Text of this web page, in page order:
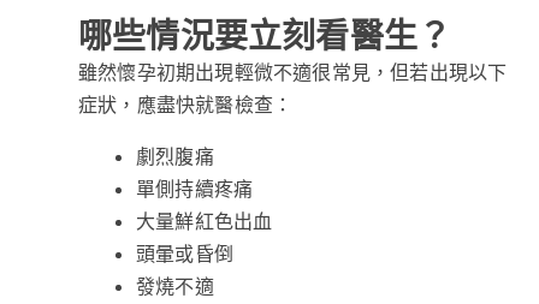
哪些情況要立刻看醫生？
雖然懷孕初期出現輕微不適很常見，但若出現以下
症狀，應盡快就醫檢查：
劇烈腹痛
單側持續疼痛
大量鮮紅色出血
頭暈或昏倒
發燒不適